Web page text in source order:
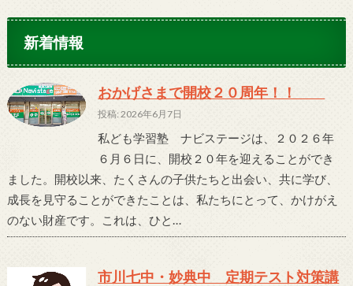
新着情報
おかげさまで開校２０周年！！
投稿: 2026年6月7日
私ども学習塾 ナビステージは、２０２６年
６月６日に、開校２０年を迎えることができ
ました。開校以来、たくさんの子供たちと出会い、共に学び、
成長を見守ることができたことは、私たちにとって、かけがえ
のない財産です。これは、ひと…
市川七中・妙典中 定期テスト対策講